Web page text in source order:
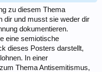
zu diesem Thema
dir und musst sie weder dir
dokumentieren.
eine semiotische
dieses Posters darstellt,
In einer
Thema Antisemitismus,